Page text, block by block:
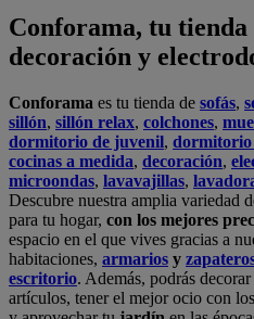
Conforama, tu tienda
decoración y
Conforama es tu tienda de sofás,
sillón, sillón relax, colchones,
dormitorio de juvenil, dormitorio
cocinas a medida, decoración,
microondas, lavavajillas,
Descubre nuestra amplia variedad
para tu hogar, con los mejores
espacio en el que vives gracias a
habitaciones, armarios y
escritorio. Además, podrás
artículos, tener el mejor ocio con